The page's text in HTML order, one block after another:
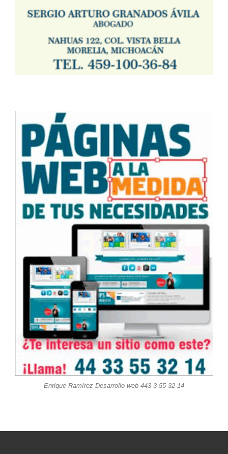
Enrique Ramírez Desarrollo web 443 3 55 32 14